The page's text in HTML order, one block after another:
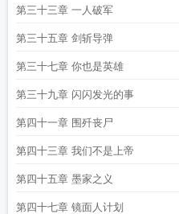
第三十三章 一人破军
第三十五章 剑斩导弹
第三十七章 你也是英雄
第三十九章 闪闪发光的事
第四十一章 围歼丧尸
第四十三章 我们不是上帝
第四十五章 墨家之义
第四十七章 镜面人计划